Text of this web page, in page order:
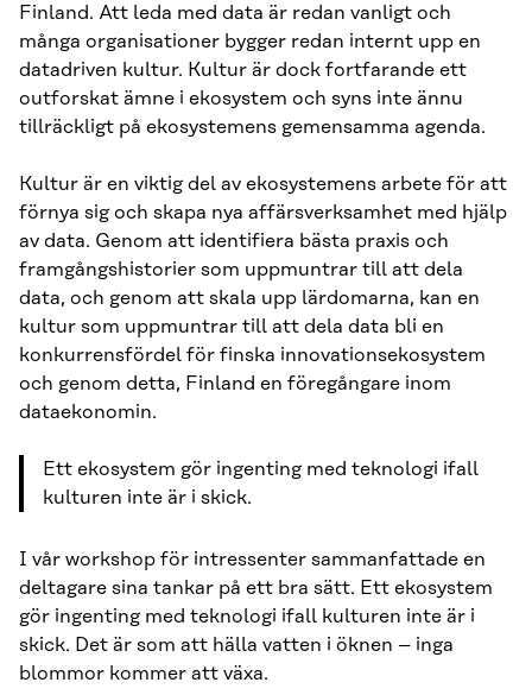
Finland. Att leda med data är redan vanligt och
många organisationer bygger redan internt upp en
datadriven kultur. Kultur är dock fortfarande ett
outforskat ämne i ekosystem och syns inte ännu
tillräckligt på ekosystemens gemensamma agenda.
Kultur är en viktig del av ekosystemens arbete för att
förnya sig och skapa nya affärsverksamhet med hjälp
av data. Genom att identifiera bästa praxis och
framgångshistorier som uppmuntrar till att dela
data, och genom att skala upp lärdomarna, kan en
kultur som uppmuntrar till att dela data bli en
konkurrensfördel för finska innovationsekosystem
och genom detta, Finland en föregångare inom
dataekonomin.
Ett ekosystem gör ingenting med teknologi ifall
kulturen inte är i skick.
I vår workshop för intressenter sammanfattade en
deltagare sina tankar på ett bra sätt. Ett ekosystem
gör ingenting med teknologi ifall kulturen inte är i
skick. Det är som att hälla vatten i öknen – inga
blommor kommer att växa.